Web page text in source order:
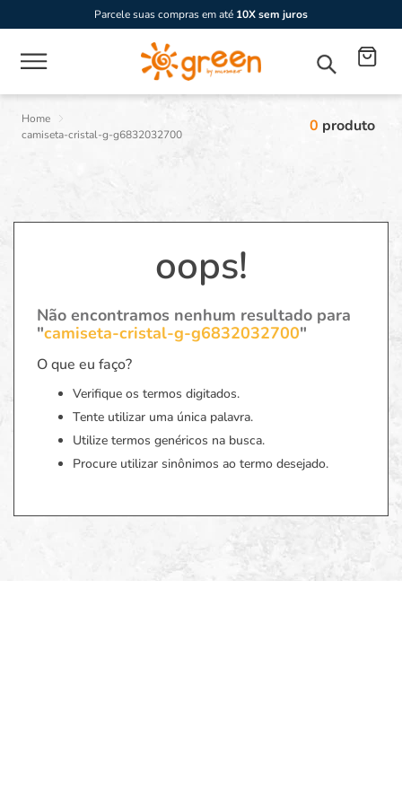
Parcele suas compras em até 10X sem juros
camiseta-cristal-g-g6832032700 0 produto
oops!
Não encontramos nenhum resultado para
"camiseta-cristal-g-g6832032700"
O que eu faço?
Verifique os termos digitados.
Tente utilizar uma única palavra.
Utilize termos genéricos na busca.
Procure utilizar sinônimos ao termo desejado.